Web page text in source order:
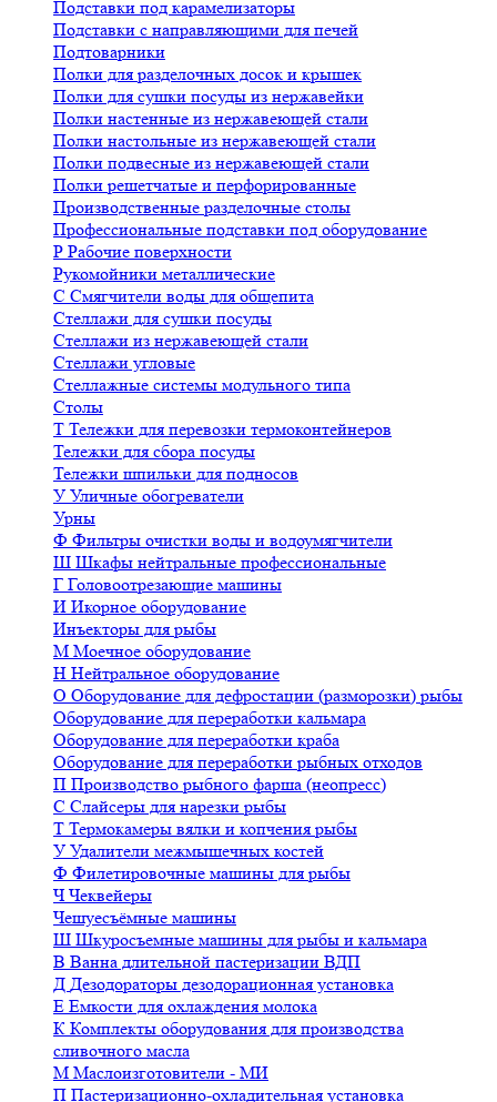
Подставки под карамелизаторы
Подставки с направляющими для печей
Подтоварники
Полки для разделочных досок и крышек
Полки для сушки посуды из нержавейки
Полки настенные из нержавеющей стали
Полки настольные из нержавеющей стали
Полки подвесные из нержавеющей стали
Полки решетчатые и перфорированные
Производственные разделочные столы
Профессиональные подставки под оборудование
Р Рабочие поверхности
Рукомойники металлические
С Смягчители воды для общепита
Стеллажи для сушки посуды
Стеллажи из нержавеющей стали
Стеллажи угловые
Стеллажные системы модульного типа
Столы
Т Тележки для перевозки термоконтейнеров
Тележки для сбора посуды
Тележки шпильки для подносов
У Уличные обогреватели
Урны
Ф Фильтры очистки воды и водоумягчители
Ш Шкафы нейтральные профессиональные
Г Головоотрезающие машины
И Икорное оборудование
Инъекторы для рыбы
М Моечное оборудование
Н Нейтральное оборудование
О Оборудование для дефростации (разморозки) рыбы
Оборудование для переработки кальмара
Оборудование для переработки краба
Оборудование для переработки рыбных отходов
П Производство рыбного фарша (неопресс)
С Слайсеры для нарезки рыбы
Т Термокамеры вялки и копчения рыбы
У Удалители межмышечных костей
Ф Филетировочные машины для рыбы
ЧЧеквейеры
Чешуесъёмные машины
Ш Шкуросъемные машины для рыбы и кальмара
В Ванна длительной пастеризации ВДП
Д Дезодораторы дезодорационная установка
Е Емкости для охлаждения молока
К Комплекты оборудования для производства
сливочного масла
М Маслоизготовители - МИ
П Пастеризационно-охладительная установка